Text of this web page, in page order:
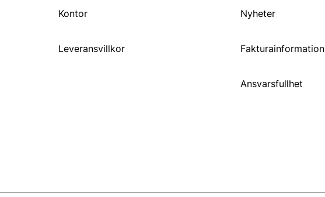
Kontor
Leveransvillkor
Nyheter
Fakturainformation
Ansvarsfullhet